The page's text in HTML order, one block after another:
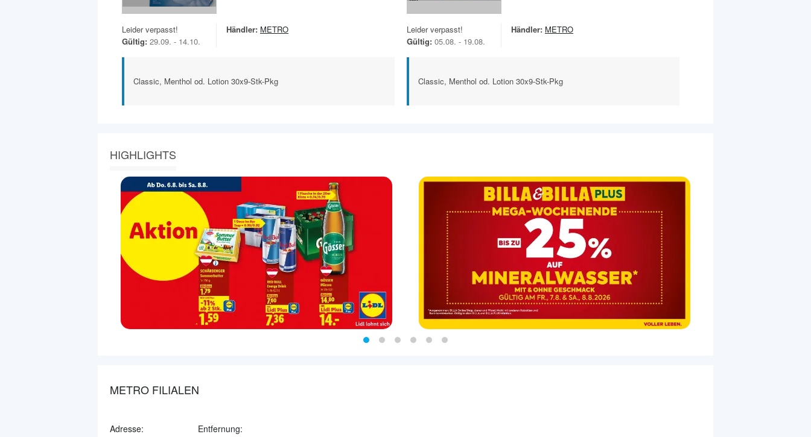
Leider verpasst!
Gültig: 29.09. - 14.10.
Händler: METRO
Classic, Menthol od. Lotion 30x9-Stk-Pkg
Leider verpasst!
Gültig: 05.08. - 19.08.
Händler: METRO
Classic, Menthol od. Lotion 30x9-Stk-Pkg
HIGHLIGHTS
METRO FILIALEN
Adresse: Entfernung: